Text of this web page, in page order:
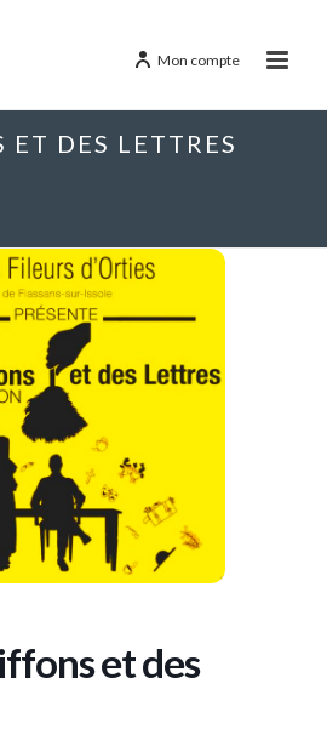
Mon compte
ET DES LETTRES
et des